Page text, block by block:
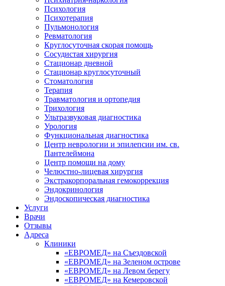
Психология
Психотерапия
Пульмонология
Ревматология
Круглосуточная скорая помощь
Сосудистая хирургия
Стационар дневной
Стационар круглосуточный
Стоматология
Терапия
Травматология и ортопедия
Трихология
Ультразвуковая диагностика
Урология
Функциональная диагностика
Центр неврологии и эпилепсии им. св.
Пантелеймона
Центр помощи на дому
Челюстно-лицевая хирургия
Экстракорпоральная гемокоррекция
Эндокринология
Эндоскопическая диагностика
Услуги
Врачи
Отзывы
Адреса
Клиники
«ЕВРОМЕД» на Съездовской
«ЕВРОМЕД» на Зеленом острове
«ЕВРОМЕД» на Левом берегу
«ЕВРОМЕД» на Кемеровской